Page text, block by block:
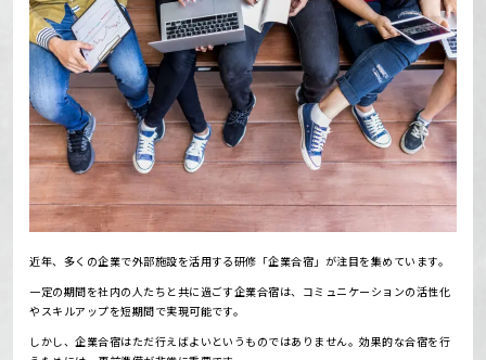
近年、多くの企業で外部施設を活用する研修「企業合宿」が注目を集めています。
一定の期間を社内の人たちと共に過ごす企業合宿は、コミュニケーションの活性化
やスキルアップを短期間で実現可能です。
しかし、企業合宿はただ行えばよいというものではありません。効果的な合宿を行